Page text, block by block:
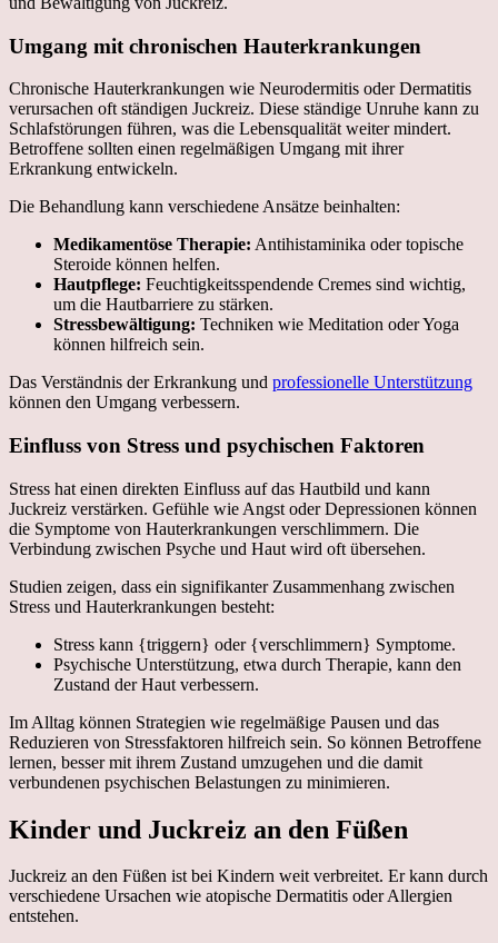
Umgang mit chronischen Hauterkrankungen
Chronische Hauterkrankungen wie Neurodermitis oder Dermatitis
verursachen oft ständigen Juckreiz. Diese ständige Unruhe kann zu
Schlafstörungen führen, was die Lebensqualität weiter mindert.
Betroffene sollten einen regelmäßigen Umgang mit ihrer
Erkrankung entwickeln.
Die Behandlung kann verschiedene Ansätze beinhalten:
Medikamentöse Therapie: Antihistaminika oder topische
Steroide können helfen.
Hautpflege: Feuchtigkeitsspendende Cremes sind wichtig,
um die Hautbarriere zu stärken.
Stressbewältigung: Techniken wie Meditation oder Yoga
können hilfreich sein.
Das Verständnis der Erkrankung und professionelle Unterstützung
können den Umgang verbessern.
Einfluss von Stress und psychischen Faktoren
Stress hat einen direkten Einfluss auf das Hautbild und kann
Juckreiz verstärken. Gefühle wie Angst oder Depressionen können
die Symptome von Hauterkrankungen verschlimmern. Die
Verbindung zwischen Psyche und Haut wird oft übersehen.
Studien zeigen, dass ein signifikanter Zusammenhang zwischen
Stress und Hauterkrankungen besteht:
Stress kann {triggern} oder {verschlimmern} Symptome.
Psychische Unterstützung, etwa durch Therapie, kann den
Zustand der Haut verbessern.
Im Alltag können Strategien wie regelmäßige Pausen und das
Reduzieren von Stressfaktoren hilfreich sein. So können Betroffene
lernen, besser mit ihrem Zustand umzugehen und die damit
verbundenen psychischen Belastungen zu minimieren.
Kinder und Juckreiz an den Füßen
Juckreiz an den Füßen ist bei Kindern weit verbreitet. Er kann durch
verschiedene Ursachen wie atopische Dermatitis oder Allergien
entstehen.